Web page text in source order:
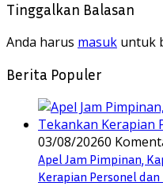
Tinggalkan Balasan
Anda harus masuk untuk
Berita Populer
03/08/20260
Apel Jam Pimpinan,
Kerapian Personel